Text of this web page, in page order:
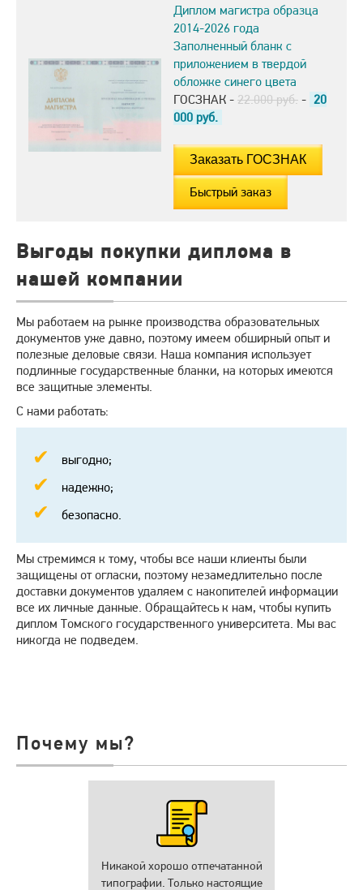
Диплом магистра образца
2014-2026 года
Заполненный бланк с
приложением в твердой
обложке синего цвета
ГОСЗНАК - 22.000 руб. - 20
000 руб.
Быстрый заказ
Выгоды покупки диплома в
нашей компании
Мы работаем на рынке производства образовательных
документов уже давно, поэтому имеем обширный опыт и
полезные деловые связи. Наша компания использует
подлинные государственные бланки, на которых имеются
все защитные элементы.
С нами работать:
выгодно;
надежно;
безопасно.
Мы стремимся к тому, чтобы все наши клиенты были
защищены от огласки, поэтому незамедлительно после
доставки документов удаляем с накопителей информации
все их личные данные. Обращайтесь к нам, чтобы купить
диплом Томского государственного университета. Мы вас
никогда не подведем.
Почему мы?
Никакой хорошо отпечатанной
типографии. Только настоящие